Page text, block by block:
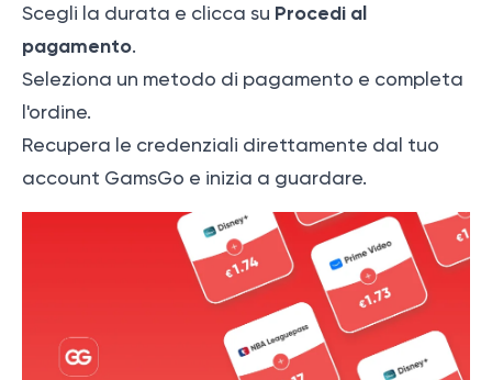
Scegli la durata e clicca su Procedi al
pagamento.
Seleziona un metodo di pagamento e completa
l'ordine.
Recupera le credenziali direttamente dal tuo
account GamsGo e inizia a guardare.